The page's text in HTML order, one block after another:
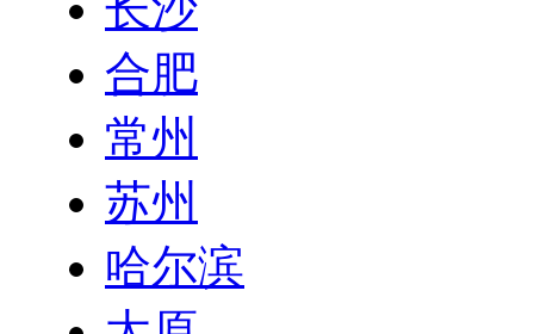
合肥
常州
苏州
哈尔滨